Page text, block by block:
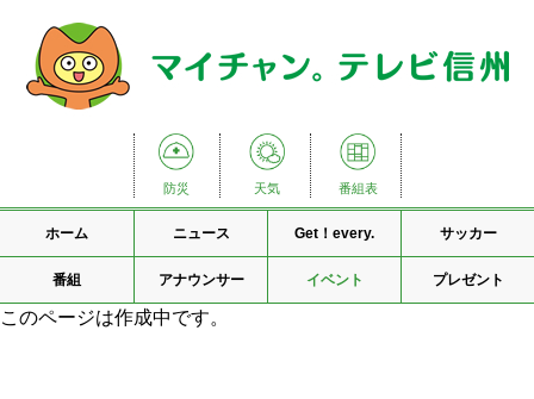
防災 天気 番組表
ホーム ニュース Get！every. サッカー
番組 アナウンサー イベント プレゼント
このページは作成中です。